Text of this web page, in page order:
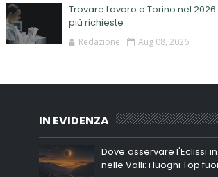
Trovare Lavoro a Torino nel
più richieste
Redazione Aug 08, 2026
IN EVIDENZA
Dove osservare l'Eclissi
nelle Valli: i luoghi Top